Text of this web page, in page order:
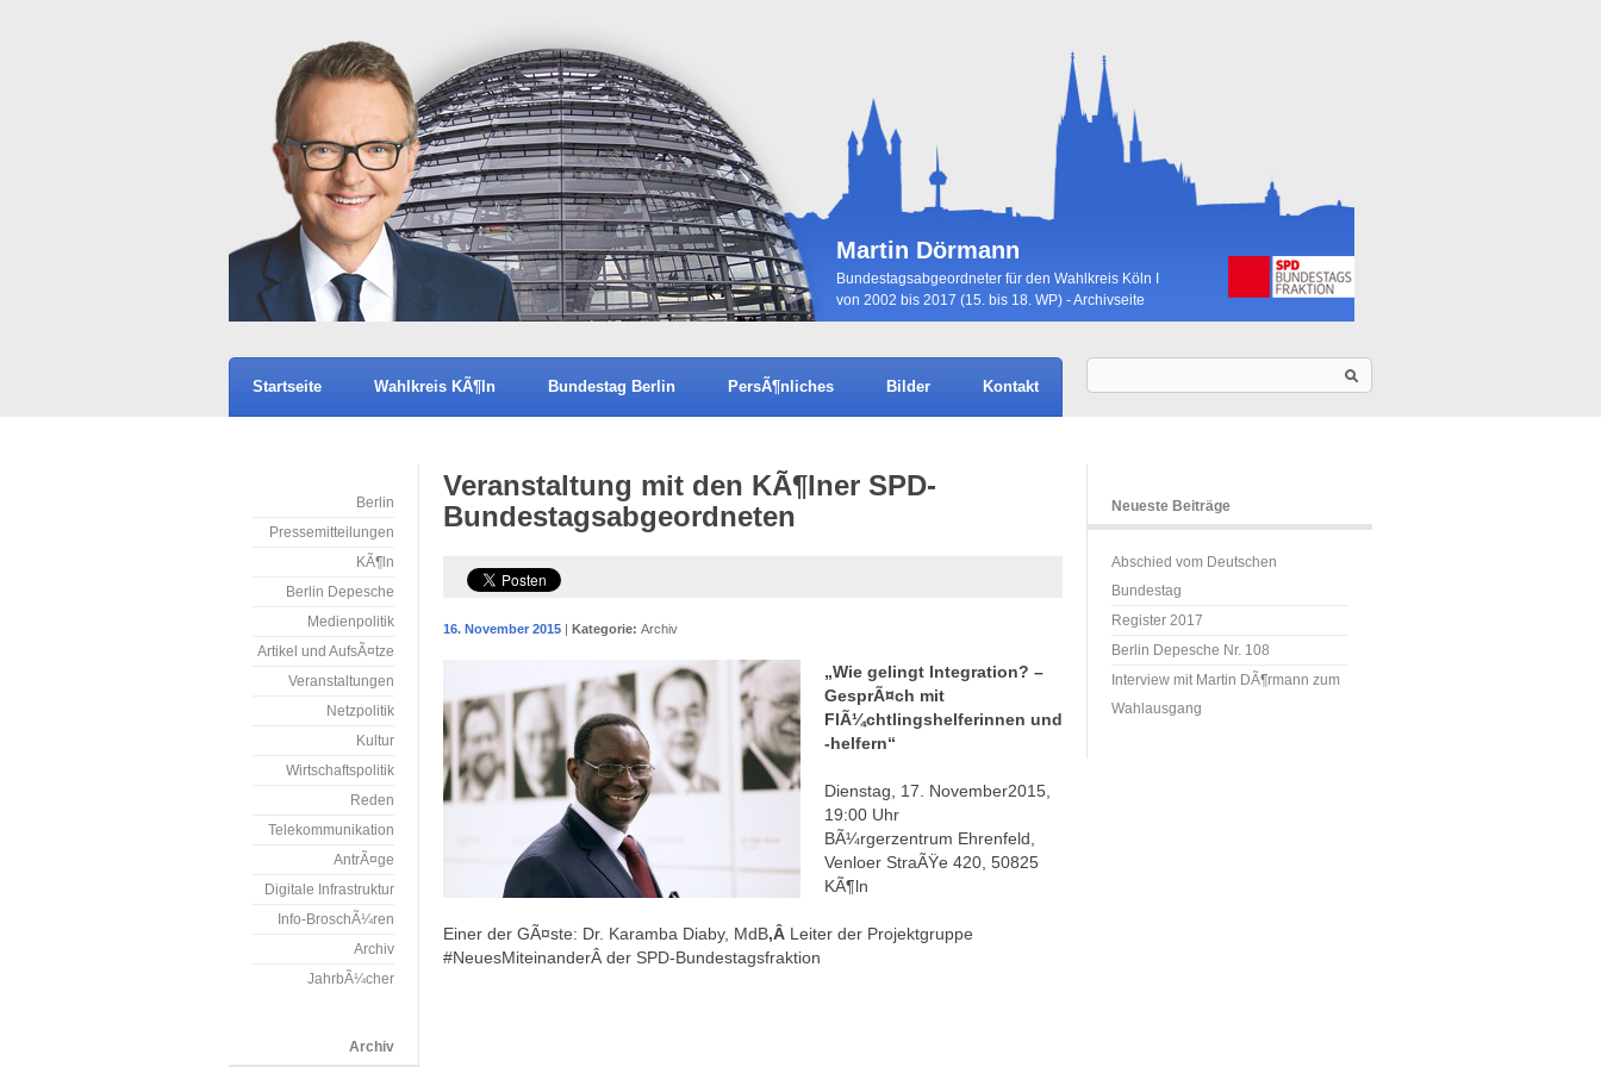
Martin Dörmann
Bundestagsabgeordneter für den Wahlkreis Köln I
von 2002 bis 2017 (15. bis 18. WP) - Archivseite
Startseite Wahlkreis KÃ¶ln Bundestag Berlin PersÃ¶nliches Bilder Kontakt
Berlin
Pressemitteilungen
KÃ¶ln
Berlin Depesche
Medienpolitik
Artikel und AufsÃ¤tze
Veranstaltungen
Netzpolitik
Kultur
Wirtschaftspolitik
Reden
Telekommunikation
AntrÃ¤ge
Digitale Infrastruktur
Info-BroschÃ¼ren
Archiv
JahrbÃ¼cher
Archiv
Veranstaltung mit den KÃ¶lner SPD-
Bundestagsabgeordneten
16. November 2015 | Kategorie: Archiv
„Wie gelingt Integration? –
GesprÃ¤ch mit
FlÃ¼chtlingshelferinnen und
-helfern“
Dienstag, 17. November2015,
19:00 Uhr
BÃ¼rgerzentrum Ehrenfeld,
Venloer StraÃŸe 420, 50825
KÃ¶ln
Einer der GÃ¤ste: Dr. Karamba Diaby, MdB,Â Leiter der Projektgruppe
#NeuesMiteinanderÂ der SPD-Bundestagsfraktion
Neueste Beiträge
Abschied vom Deutschen
Bundestag
Register 2017
Berlin Depesche Nr. 108
Interview mit Martin DÃ¶rmann zum
Wahlausgang